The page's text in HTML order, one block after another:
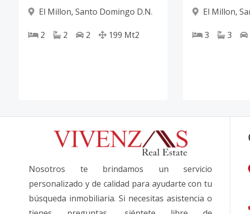
El Millon, Santo Domingo D.N.
2 2 2 199 Mt2
El Millon,
3 3
Nosotros te brindamos un servicio
personalizado y de calidad para ayudarte con tu
búsqueda inmobiliaria. Si necesitas asistencia o